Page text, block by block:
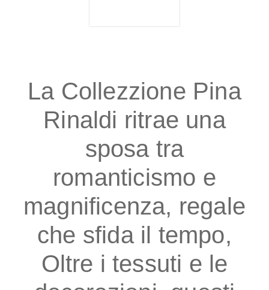
La Collezzione Pina
Rinaldi ritrae una
sposa tra
romanticismo e
magnificenza, regale
che sfida il tempo,
Oltre i tessuti e le